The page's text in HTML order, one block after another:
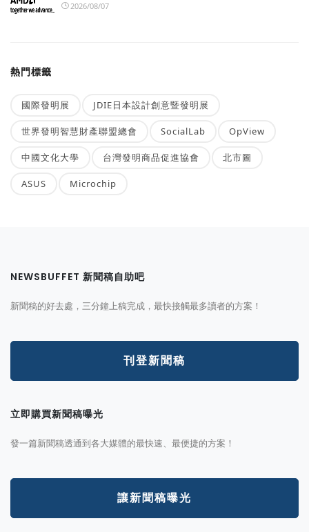
2026/08/07
熱門標籤
國際發明展 JDIE日本設計創意暨發明展
世界發明智慧財產聯盟總會 SocialLab OpView
中國文化大學 台灣發明商品促進協會 北市圖
ASUS Microchip
NEWSBUFFET 新聞稿自助吧
新聞稿的好去處，三分鐘上稿完成，最快接觸最多讀者的方案！
刊登新聞稿
立即購買新聞稿曝光
發一篇新聞稿透通到各大媒體的最快速、最便捷的方案！
讓新聞稿曝光